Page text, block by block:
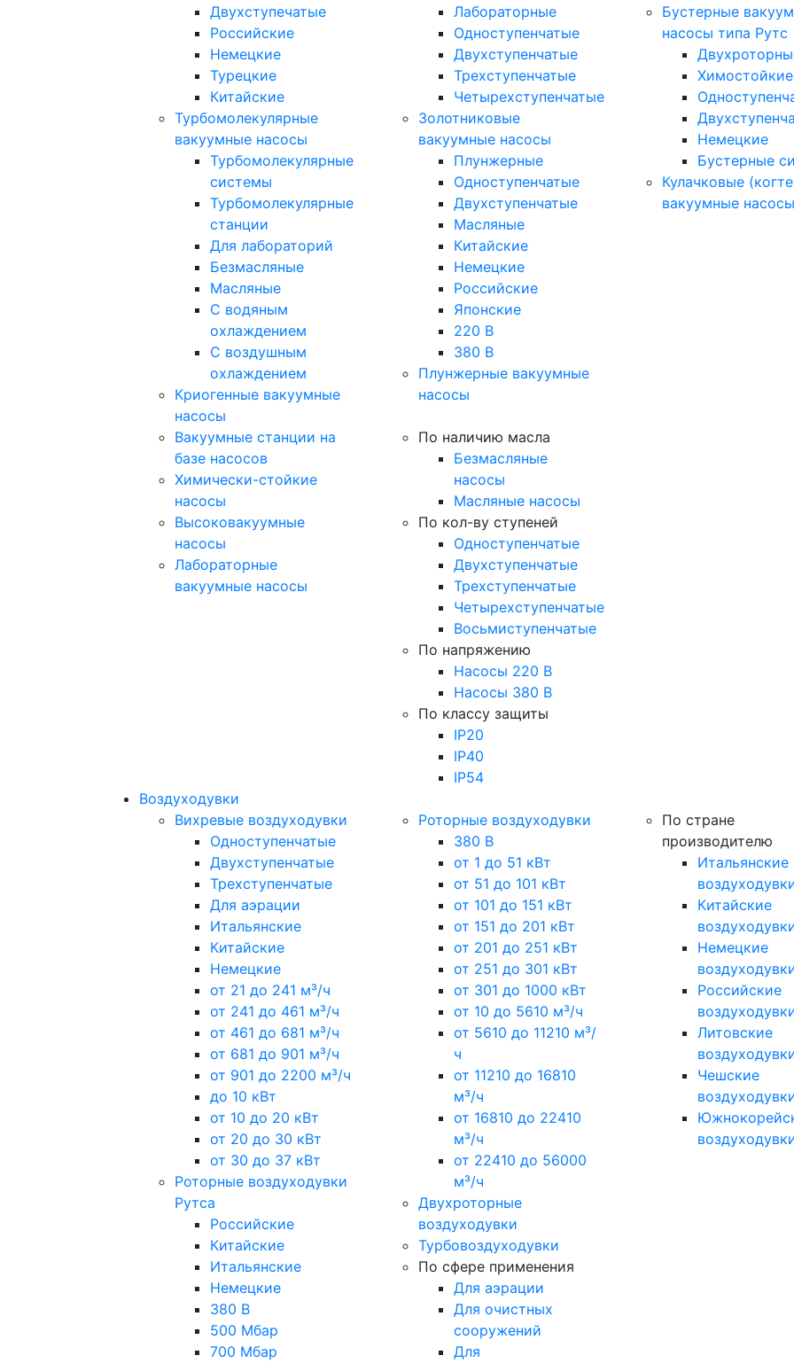
Двухступечатые
Российские
Немецкие
Турецкие
Китайские
Турбомолекулярные
вакуумные насосы
Турбомолекулярные
системы
Турбомолекулярные
станции
Для лабораторий
Безмасляные
Масляные
C водяным
охлаждением
C воздушным
охлаждением
Криогенные вакуумные
насосы
Лабораторные
Одноступенчатые
Двухступенчатые
Трехступенчатые
Четырехступенчатые
Золотниковые
вакуумные насосы
Плунжерные
Одноступенчатые
Двухступенчатые
Масляные
Китайские
Немецкие
Российские
Японские
220 В
380 В
Плунжерные вакуумные
насосы
Бустерные
насосы типа Рутс
Химостойкие
Немецкие
Бустерные
Кулачковые
вакуумные насосы
Вакуумные станции на
базе насосов
Химически-стойкие
насосы
Высоковакуумные
насосы
Лабораторные
вакуумные насосы
По наличию масла
Безмасляные
насосы
Масляные насосы
По кол-ву ступеней
Одноступенчатые
Двухступенчатые
Трехступенчатые
Четырехступенчатые
Восьмиступенчатые
По напряжению
Насосы 220 В
Насосы 380 В
По классу защиты
IP20
IP40
IP54
Воздуходувки
Вихревые воздуходувки
Одноступенчатые
Двухступенчатые
Трехступенчатые
Для аэрации
Итальянские
Китайские
Немецкие
от 21 до 241 м³/ч
от 241 до 461 м³/ч
от 461 до 681 м³/ч
от 681 до 901 м³/ч
от 901 до 2200 м³/ч
до 10 кВт
от 10 до 20 кВт
от 20 до 30 кВт
от 30 до 37 кВт
Роторные воздуходувки
Рутса
Российские
Китайские
Итальянские
Немецкие
380 В
500 Мбар
700 Мбар
Роторные воздуходувки
380 В
от 1 до 51 кВт
от 51 до 101 кВт
от 101 до 151 кВт
от 151 до 201 кВт
от 201 до 251 кВт
от 251 до 301 кВт
от 301 до 1000 кВт
от 10 до 5610 м³/ч
от 5610 до 11210 м³/
ч
от 11210 до 16810
м³/ч
от 16810 до 22410
м³/ч
от 22410 до 56000
м³/ч
Двухроторные
воздуходувки
Турбовоздуходувки
По сфере применения
Для аэрации
Для очистных
сооружений
Для
По стране
производителю
Итальянские
Китайские
Немецкие
Российские
Литовские
Чешские